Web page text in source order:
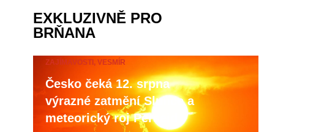
EXKLUZIVNĚ PRO
BRŇANA
ZAJÍMAVOSTI,VESMÍR
Česko čeká 12. srpna
výrazné zatmění Slunce a
meteorický roj Perseid